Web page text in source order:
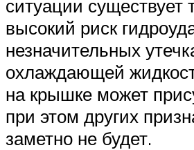
ситуации существует
высокий риск
незначительных
охлаждающей
на крышке может
при этом других
заметно не будет.